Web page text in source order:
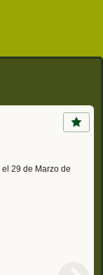
el 29 de Marzo de